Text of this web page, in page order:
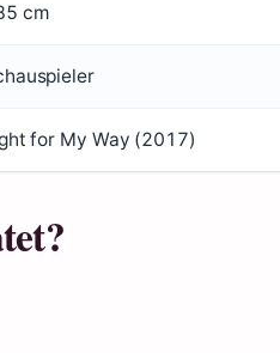
cm
for My Way (2017)